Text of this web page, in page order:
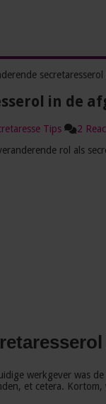
in de
Tips 2
rol als
werkgever was
et cetera.